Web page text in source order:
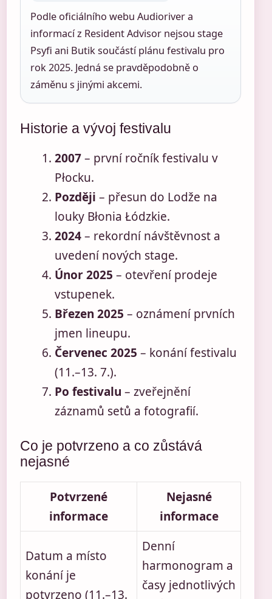
Podle oficiálního webu Audioriver a
informací z Resident Advisor nejsou stage
Psyfi ani Butik součástí plánu festivalu pro
rok 2025. Jedná se pravděpodobně o
záměnu s jinými akcemi.
Historie a vývoj festivalu
2007– první ročník festivalu v
Płocku.
Později – přesun do Lodže na
louky Błonia Łódzkie.
2024– rekordní návštěvnost a
uvedení nových stage.
Únor 2025 – otevření prodeje
vstupenek.
Březen 2025 – oznámení prvních
jmen lineupu.
Červenec 2025 – konání festivalu
(11.–13. 7.).
Po festivalu – zveřejnění
záznamů setů a fotografií.
Co je potvrzeno a co zůstává
nejasné
Potvrzené
informace
Nejasné
informace
Datum a místo
konání je
potvrzeno (11.–13.
Denní
harmonogram a
časy jednotlivých